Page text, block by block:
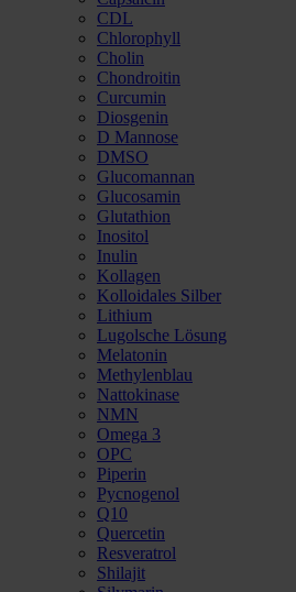
CDL
Chlorophyll
Cholin
Chondroitin
Curcumin
Diosgenin
D Mannose
DMSO
Glucomannan
Glucosamin
Glutathion
Inositol
Inulin
Kollagen
Kolloidales Silber
Lithium
Lugolsche Lösung
Melatonin
Methylenblau
Nattokinase
NMN
Omega 3
OPC
Piperin
Pycnogenol
Q10
Quercetin
Resveratrol
Shilajit